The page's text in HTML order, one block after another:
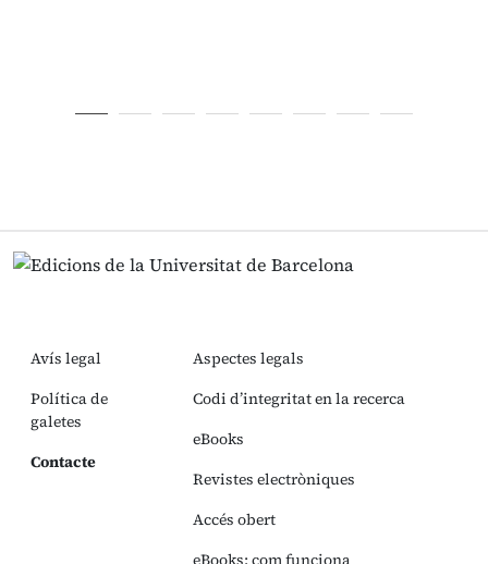
Avís legal
Política de
galetes
Contacte
Aspectes legals
Codi d’integritat en la recerca
eBooks
Revistes electròniques
Accés obert